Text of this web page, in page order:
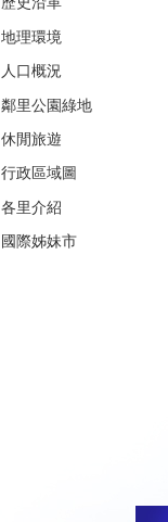
地理環境
人口概況
鄰里公園綠地
休閒旅遊
行政區域圖
各里介紹
國際姊妹市